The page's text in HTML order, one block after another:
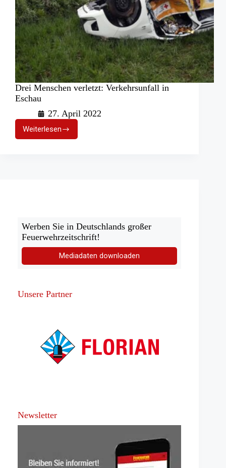
Drei Menschen verletzt: Verkehrsunfall in
Eschau
27. April 2022
Weiterlesen
Drei
Menschen
Werben Sie in Deutschlands großer
Feuerwehrzeitschrift!
Mediadaten downloaden
Unsere Partner
Newsletter